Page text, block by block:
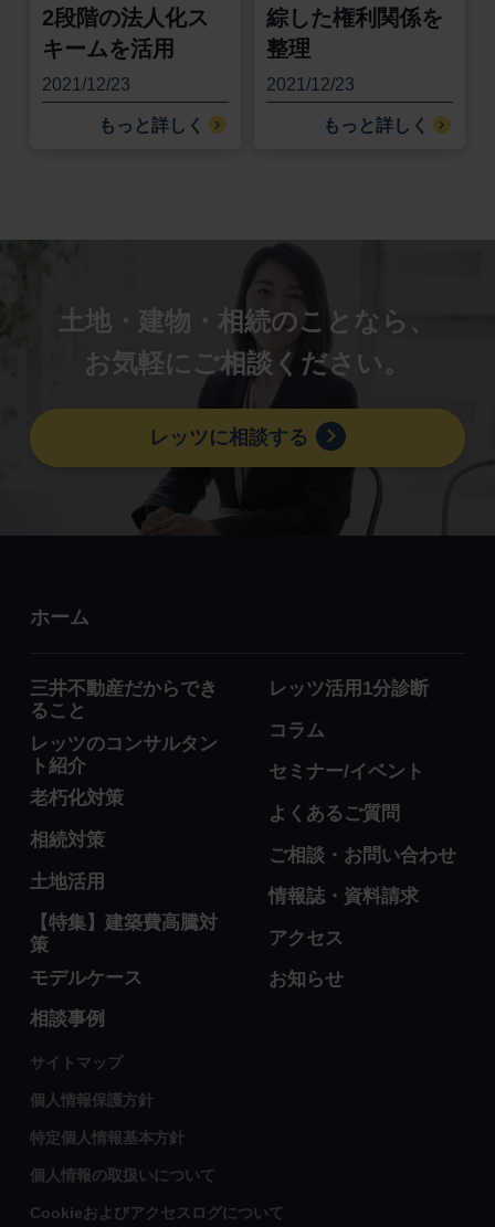
2段階の法人化ス
キームを活用
2021/12/23
もっと詳しく
綜した権利関係を
整理
2021/12/23
もっと詳しく
土地・建物・相続のことなら、
お気軽にご相談ください。
レッツに相談する
ホーム
三井不動産だからでき
ること
レッツのコンサルタン
ト紹介
老朽化対策
相続対策
土地活用
【特集】建築費高騰対
策
モデルケース
相談事例
レッツ活用1分診断
コラム
セミナー/イベント
よくあるご質問
ご相談・お問い合わせ
情報誌・資料請求
アクセス
お知らせ
サイトマップ
個人情報保護方針
特定個人情報基本方針
個人情報の取扱いについて
Cookieおよびアクセスログについて